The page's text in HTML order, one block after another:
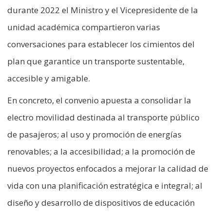
durante 2022 el Ministro y el Vicepresidente de la
unidad académica compartieron varias
conversaciones para establecer los cimientos del
plan que garantice un transporte sustentable,
accesible y amigable.
En concreto, el convenio apuesta a consolidar la
electro movilidad destinada al transporte público
de pasajeros; al uso y promoción de energías
renovables; a la accesibilidad; a la promoción de
nuevos proyectos enfocados a mejorar la calidad de
vida con una planificación estratégica e integral; al
diseño y desarrollo de dispositivos de educación